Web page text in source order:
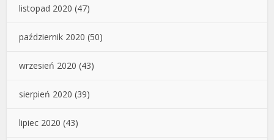
listopad 2020 (47)
październik 2020 (50)
wrzesień 2020 (43)
sierpień 2020 (39)
lipiec 2020 (43)